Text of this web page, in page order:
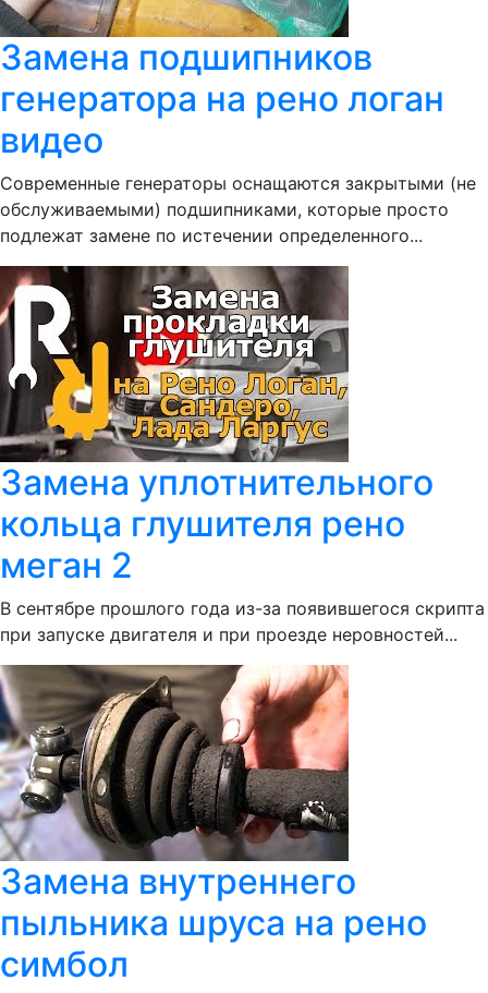
Замена подшипников
генератора на рено логан
видео
Современные генераторы оснащаются закрытыми (не
обслуживаемыми) подшипниками, которые просто
подлежат замене по истечении определенного...
Замена уплотнительного
кольца глушителя рено
меган 2
В сентябре прошлого года из-за появившегося скрипта
при запуске двигателя и при проезде неровностей...
Замена внутреннего
пыльника шруса на рено
симбол